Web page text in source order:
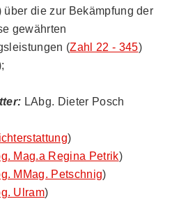
über die zur Bekämpfung der
gewährten
(Zahl 22 - 345)
LAbg. Dieter Posch
)
Mag.a Regina Petrik)
MMag. Petschnig)
Ulram)